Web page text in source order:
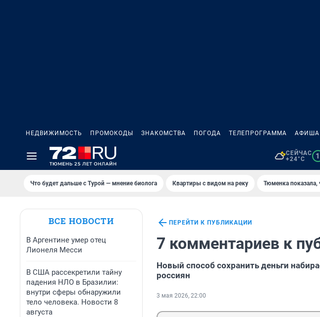
НЕДВИЖИМОСТЬ ПРОМОКОДЫ ЗНАКОМСТВА ПОГОДА ТЕЛЕПРОГРАММА АФИША
СЕЙЧАС
+24°C
1
Что будет дальше с Турой — мнение биолога Квартиры с видом на реку Тюменка показала,
ВСЕ НОВОСТИ
В Аргентине умер отец
Лионеля Месси
В США рассекретили тайну
падения НЛО в Бразилии:
внутри сферы обнаружили
тело человека. Новости 8
августа
ПЕРЕЙТИ К ПУБЛИКАЦИИ
7 комментариев к
Новый способ сохранить деньги
россиян
3 мая 2026, 22:00